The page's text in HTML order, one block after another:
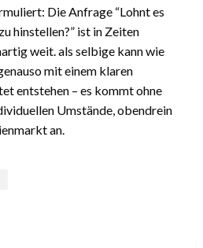
Die Anfrage “Lohnt es
hinstellen?” ist in Zeiten
weit. als selbige kann wie
mit einem klaren
entstehen – es kommt ohne
Umstände, obendrein
an.